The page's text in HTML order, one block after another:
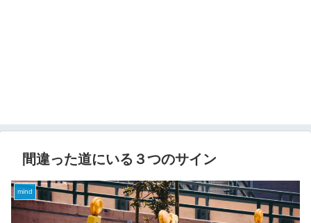
間違った道にいる３つのサイン
mind